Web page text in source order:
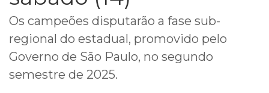
Os campeões disputarão a fase sub-
regional do estadual, promovido pelo
Governo de São Paulo, no segundo
semestre de 2025.